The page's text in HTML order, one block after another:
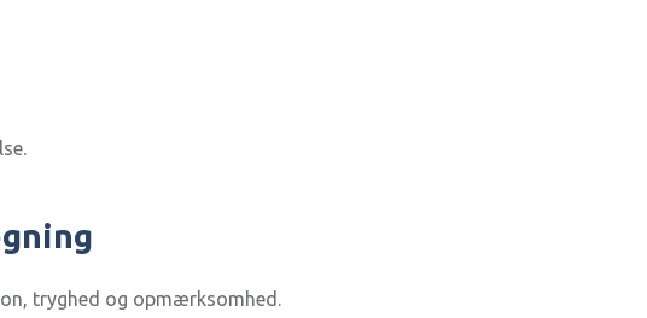
tryghed og opmærksomhed.